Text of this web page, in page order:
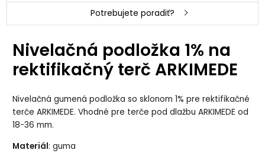
Potrebujete poradiť?
Nivelačná podložka 1% na
rektifikačný terč ARKIMEDE
Nivelačná gumená podložka so sklonom 1% pre rektifikačné
terče ARKIMEDE. Vhodné pre terče pod dlažbu ARKIMEDE od
18-36 mm.
Materiál: guma